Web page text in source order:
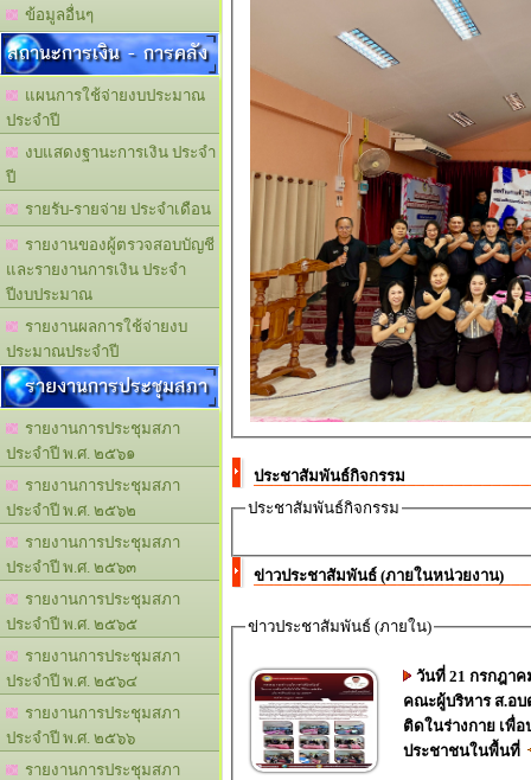
ข้อมูลอื่นๆ
สถานะการเงิน - การคลัง
แผนการใช้จ่ายงบประมาณ
ประจำปี
งบแสดงฐานะการเงิน ประจำ
ปี
รายรับ-รายจ่าย ประจำเดือน
รายงานของผู้ตรวจสอบบัญชี
และรายงานการเงิน ประจำ
ปีงบประมาณ
รายงานผลการใช้จ่ายงบ
ประมาณประจำปี
รายงานการประชุมสภา
รายงานการประชุมสภา
ประจำปี พ.ศ. ๒๕๖๑
รายงานการประชุมสภา
ประจำปี พ.ศ. ๒๕๖๒
รายงานการประชุมสภา
ประจำปี พ.ศ. ๒๕๖๓
รายงานการประชุมสภา
ประจำปี พ.ศ. ๒๕๖๕
รายงานการประชุมสภา
ประจำปี พ.ศ. ๒๕๖๔
รายงานการประชุมสภา
ประจำปี พ.ศ. ๒๕๖๖
รายงานการประชุมสภา
ประชาสัมพันธ์กิจกรรม
ประชาสัมพันธ์กิจกรรม
ข่าวประชาสัมพันธ์ (ภายในหน่วยงาน)
ข่าวประชาสัมพันธ์ (ภายใน)
วันที่ 21 กรกฎา
คณะผู้บริหาร ส.อบ
ติดในร่างกาย เพื่
ประชาชนในพื้นที่